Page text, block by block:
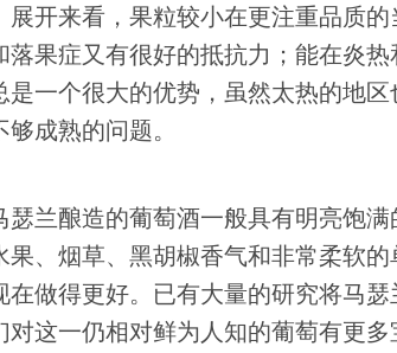
展开来看，果粒较小在更注重品质
落果症又有很好的抵抗力；能在炎
是一个很大的优势，虽然太热的地
够成熟的问题。
瑟兰酿造的葡萄酒一般具有明亮饱
果、烟草、黑胡椒香气和非常柔软
在做得更好。已有大量的研究将马
对这一仍相对鲜为人知的葡萄有更